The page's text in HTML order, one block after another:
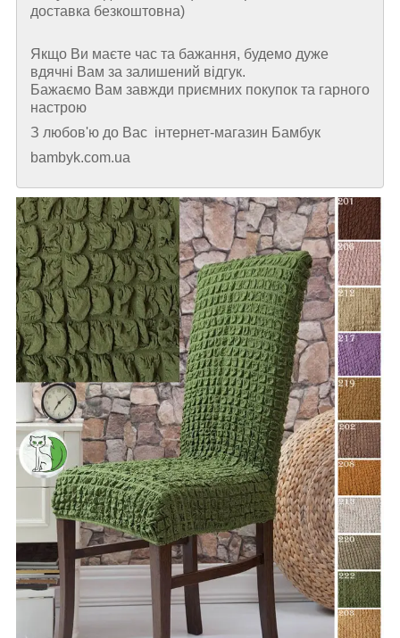
доставка безкоштовна)
Якщо Ви маєте час та бажання, будемо дуже
вдячні Вам за залишений відгук.
Бажаємо Вам завжди приємних покупок та гарного
настрою
З любов'ю до Вас інтернет-магазин Бамбук
bambyk.com.ua